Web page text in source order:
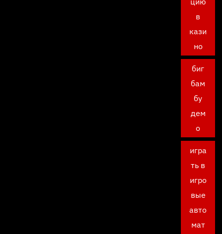
в
кази
но
биг
бам
бу
дем
о
игра
ть в
игро
вые
авто
мат